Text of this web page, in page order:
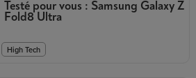
Testé pour vous : Samsung Galaxy Z
Fold8 Ultra
High Tech